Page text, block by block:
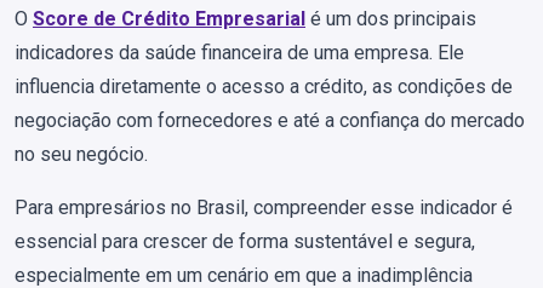
O Score de Crédito Empresarial é um dos principais
indicadores da saúde financeira de uma empresa. Ele
influencia diretamente o acesso a crédito, as condições de
negociação com fornecedores e até a confiança do mercado
no seu negócio.
Para empresários no Brasil, compreender esse indicador é
essencial para crescer de forma sustentável e segura,
especialmente em um cenário em que a inadimplência